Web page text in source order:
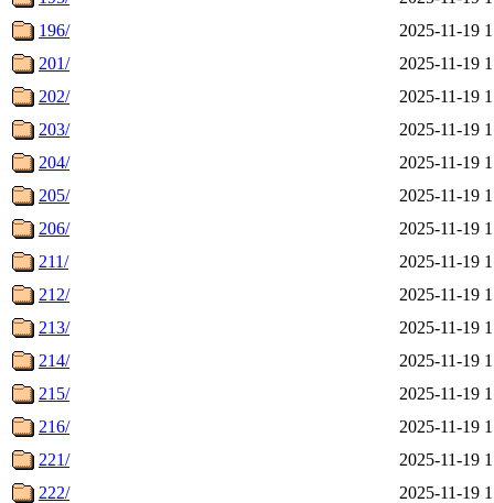
196/
2025-11-19
201/
2025-11-19
202/
2025-11-19
203/
2025-11-19
204/
2025-11-19
205/
2025-11-19
206/
2025-11-19
211/
2025-11-19
212/
2025-11-19
213/
2025-11-19
214/
2025-11-19
215/
2025-11-19
216/
2025-11-19
221/
2025-11-19
222/
2025-11-19